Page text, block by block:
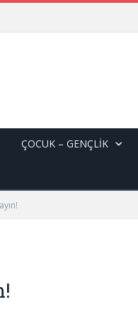
ÇOCUK – GENÇLIK